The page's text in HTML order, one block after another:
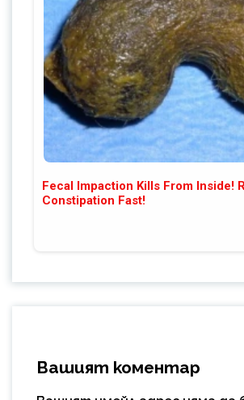
Fecal Impaction Kills From Inside!
Constipation Fast!
Вашият коментар